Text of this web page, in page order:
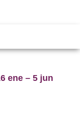
ene – 5 jun